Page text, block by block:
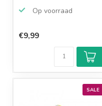
Op voorraad
€9,99
SALE